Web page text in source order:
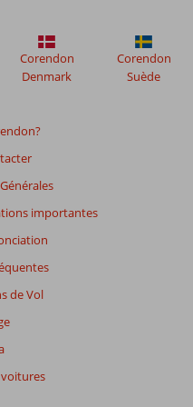
importantes
de Vol
Corendon
Denmark
Corendon
Suède